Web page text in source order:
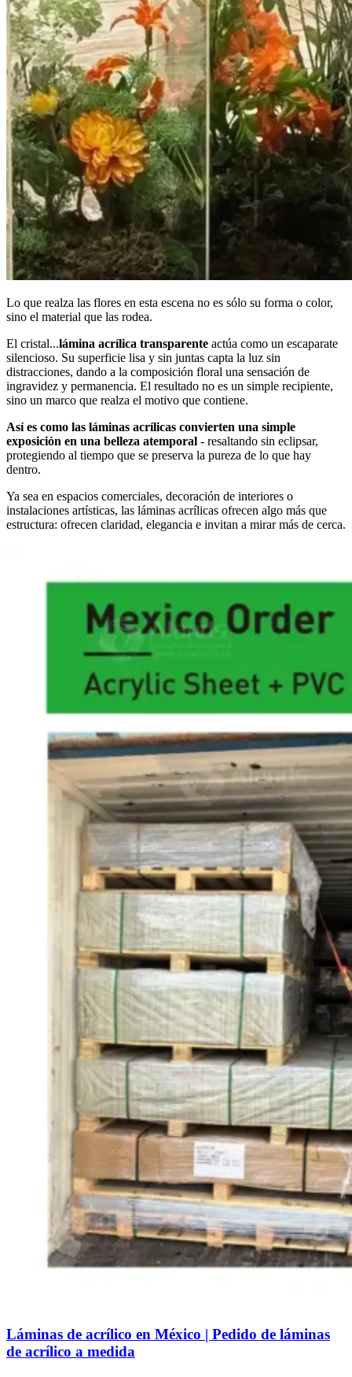
Lo que realza las flores en esta escena no es sólo su forma o color,
sino el material que las rodea.
El cristal...lámina acrílica transparente actúa como un escaparate
silencioso. Su superficie lisa y sin juntas capta la luz sin
distracciones, dando a la composición floral una sensación de
ingravidez y permanencia. El resultado no es un simple recipiente,
sino un marco que realza el motivo que contiene.
Así es como las láminas acrílicas convierten una simple
exposición en una belleza atemporal - resaltando sin eclipsar,
protegiendo al tiempo que se preserva la pureza de lo que hay
dentro.
Ya sea en espacios comerciales, decoración de interiores o
instalaciones artísticas, las láminas acrílicas ofrecen algo más que
estructura: ofrecen claridad, elegancia e invitan a mirar más de cerca.
Láminas de acrílico en México | Pedido de láminas
de acrílico a medida